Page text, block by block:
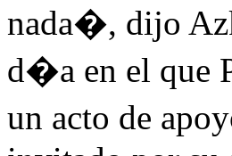
nada�, dijo
d�a en el que
un acto de